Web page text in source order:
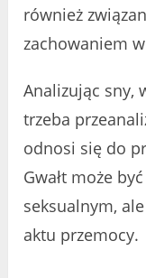
również
zachowaniem
Analizując sny,
trzeba
odnosi się do
Gwałt może
seksualnym,
aktu przemocy.